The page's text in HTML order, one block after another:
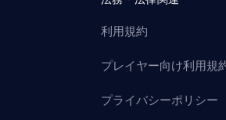
利用規約
プレイヤー向け利用規
プライバシーポリシー